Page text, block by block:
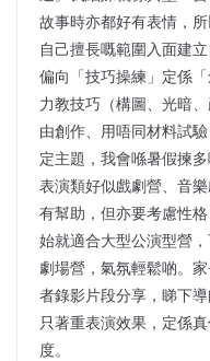
故事時亦都好有表情，
自己擅長嘅範圍入面建
偏向「技巧操練」定係
力教技巧（構圖、光暗
由創作、用唔同材料試
定主題，我會喺暑假揀
表演類好似戲劇營、音
有幫助，但亦要考慮性
始就適合大型公演型營
劇場營，氣氛輕鬆啲。
者錄影片段分享，睇下
只著重表演效果，定係
度。